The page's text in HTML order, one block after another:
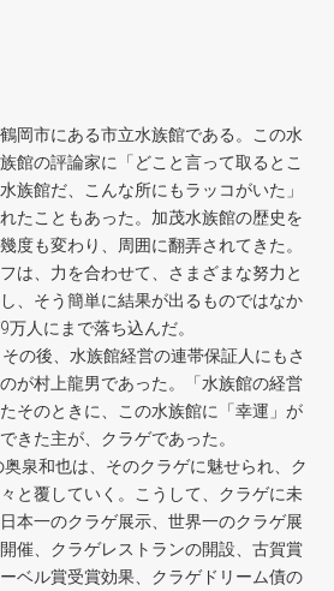
岡市にある市立水族館である。この水
館の評論家に「どこと言って取るとこ
族館だ、こんな所にもラッコがいた」
たこともあった。加茂水族館の歴史を
度も変わり、周囲に翻弄されてきた。
は、力を合わせて、さまざまな努力と
、そう簡単に結果が出るものではなか
人にまで落ち込んだ。
の後、水族館経営の連帯保証人にもさ
が村上龍男であった。「水族館の経営
そのときに、この水族館に「幸運」が
きた主が、クラゲであった。
泉和也は、そのクラゲに魅せられ、ク
と覆していく。こうして、クラゲに未
本一のクラゲ展示、世界一のクラゲ展
催、クラゲレストランの開設、古賀賞
ベル賞受賞効果、クラゲドリーム債の